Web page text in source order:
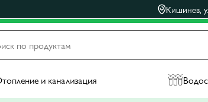
Кишинев,
и канализация